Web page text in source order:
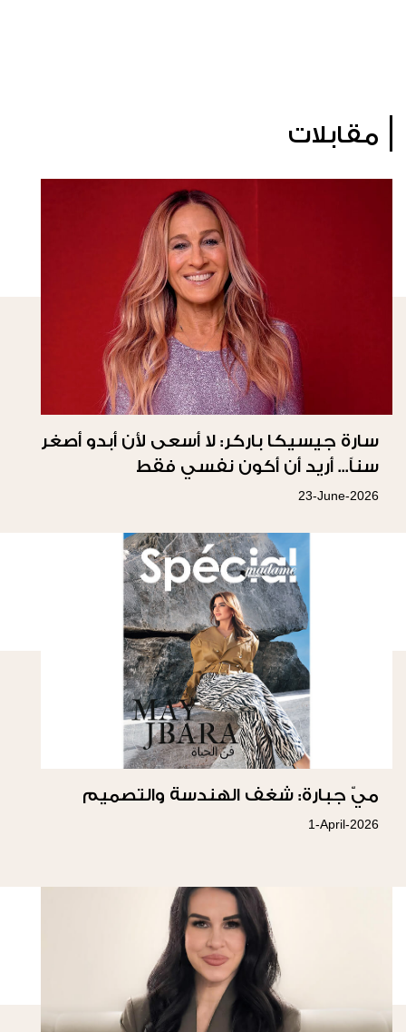
مقابلات
سارة جيسيكا باركر: لا أسعى لأن أبدو أصغر
سناً... أريد أن أكون نفسي فقط
23-June-2026
ميّ جبارة: شغف الهندسة والتصميم
1-April-2026